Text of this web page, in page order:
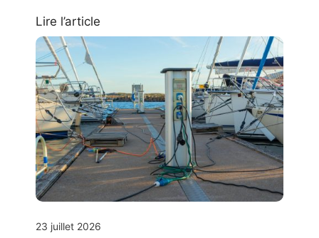
Lire l’article
23 juillet 2026